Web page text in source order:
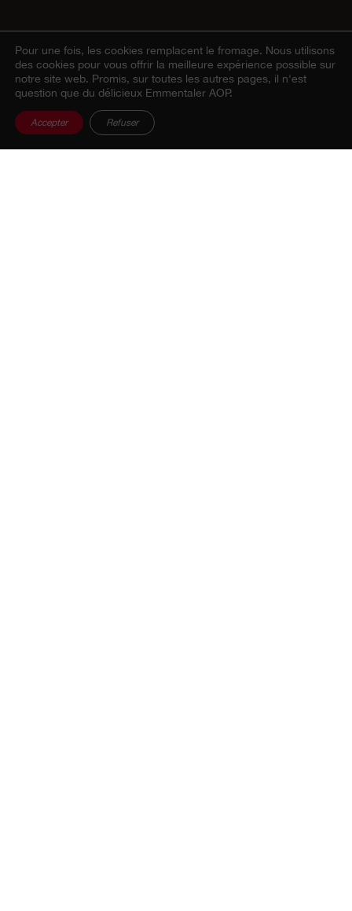
Pour une fois, les cookies remplacent le fromage. Nous utilisons
des cookies pour vous offrir la meilleure expérience possible sur
notre site web. Promis, sur toutes les autres pages, il n'est
question que du délicieux Emmentaler AOP.
Accepter Refuser